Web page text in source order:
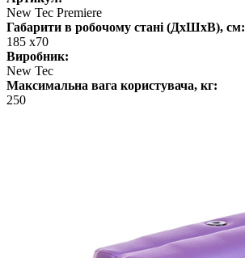
New Tec Premiere
Габарити в робочому стані (ДхШхВ), см:
185 х70
Виробник:
New Tec
Максимальна вага користувача, кг:
250